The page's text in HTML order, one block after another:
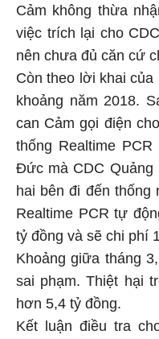
Cảm không thừa
việc trích lại cho
nên chưa đủ căn cứ
Còn theo lời khai
khoảng năm 2018.
can Cảm gọi điện
thống Realtime
Đức mà CDC Quảng
hai bên đi đến thống
Realtime PCR tự
tỷ đồng và sẽ chi phí
Khoảng giữa tháng
sai phạm. Thiệt hại
hơn 5,4 tỷ đồng.
Kết luận điều tra